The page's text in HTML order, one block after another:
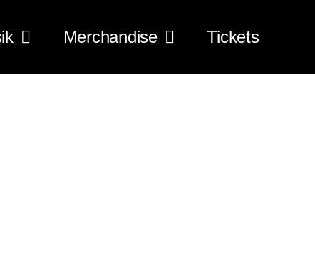
Merchandise Tickets